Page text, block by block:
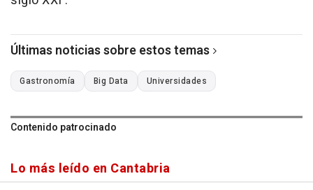
Últimas noticias sobre estos temas
Gastronomía Big Data Universidades
Contenido patrocinado
Lo más leído en Cantabria